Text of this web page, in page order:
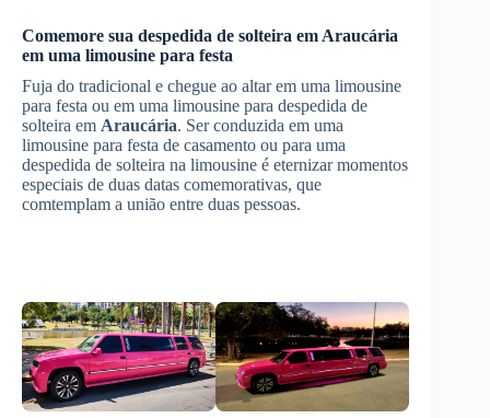
Comemore sua despedida de solteira em Araucária
em uma limousine para festa
Fuja do tradicional e chegue ao altar em uma limousine
para festa ou em uma limousine para despedida de
solteira em Araucária. Ser conduzida em uma
limousine para festa de casamento ou para uma
despedida de solteira na limousine é eternizar momentos
especiais de duas datas comemorativas, que
comtemplam a união entre duas pessoas.